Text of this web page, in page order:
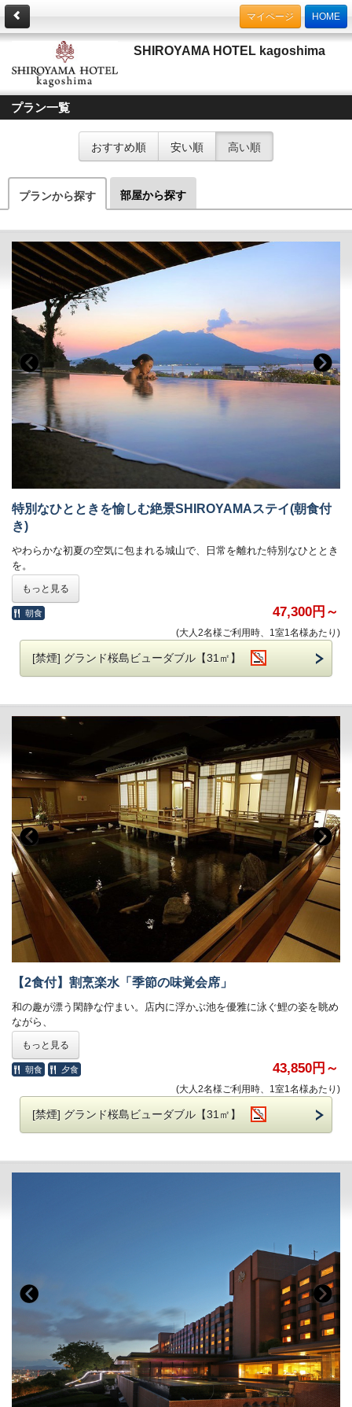
HOME
マイページ
SHIROYAMA HOTEL kagoshima
プラン一覧
おすすめ順 安い順 高い順
プランから探す 部屋から探す
特別なひとときを愉しむ絶景SHIROYAMAステイ(朝食付
き)
やわらかな初夏の空気に包まれる城山で、日常を離れた特別なひととき
を。
とともに、ゆったりとした時間をお過ごしいただけます。
ふとした瞬間に感じる季節のきらめきや、移ろう景色の美しさ。
ください。
※状況により、ご提供方法・会場を変更させていただく場合がござい
※7部制にてご案内させていただきます。
チェックイン時にご希望の時間をお伺いさせていただきます。
状況次第ではご希望時間に沿えない場合もございます。ご了承くだ
さいませ。
※プレミアムツイン（トリプル）・デラックスツインへご宿泊のお客
様へ
「エグゼクティブブレックファースト」をご準備いたします。
ビュッフェへ変更希望の際はチェックイン時にお申し出くださいま
せ。
■展望露天温泉「さつま乃湯」をご利用いただけます
※清掃のため11:00～13:00はクローズ
■添寝につきましては、ベッド１台につきお子様１名様まで利用可能。
添寝施設使用料：小学生 4,400円 / 幼児 1,650円 / 2歳以下
朝食代：小学生 1,300円 / 幼児 550円 / 2歳以下 無料
※添寝のお子様がいらっしゃる場合、ご年齢をお知らせくださいま
せ。
■複数部屋をご予約の際、フロアが分かれる場合がございます。
る旨ご了承ください。
普通車：1,300円（※2泊目以降は500円）
もっと見る
朝食 47,300円～
(大人2名様ご利用時、1室1名様あたり)
[禁煙] グランド桜島ビューダブル【31㎡】
【2食付】割烹楽水「季節の味覚会席」
和の趣が漂う閑静な佇まい。店内に浮かぶ池を優雅に泳ぐ鯉の姿を眺め
ながら、
い。
■夕食
「割烹 楽水」での 「季節の味覚会席」
※料理写真はイメージです。
ご希望いただいたメニューによりましては追加料金が発生いたしま
ご希望の際はお知らせくださいませ。
割烹 「楽水」
平日17：30～19：30 間 土日祝日17：30～20：00 間
上記の時間の間にご希望の時間をお知らせください。
※添寝のお子様の夕食はついておりません。
もっと見る
朝食 夕食 43,850円～
(大人2名様ご利用時、1室1名様あたり)
[禁煙] グランド桜島ビューダブル【31㎡】